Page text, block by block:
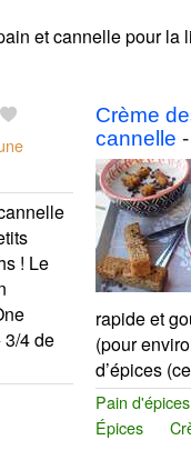
et cannelle pour la
! Le
3/4 de
Crème
cannelle -
rapide et
(pour
d’épices
Pain d'épices
Épices